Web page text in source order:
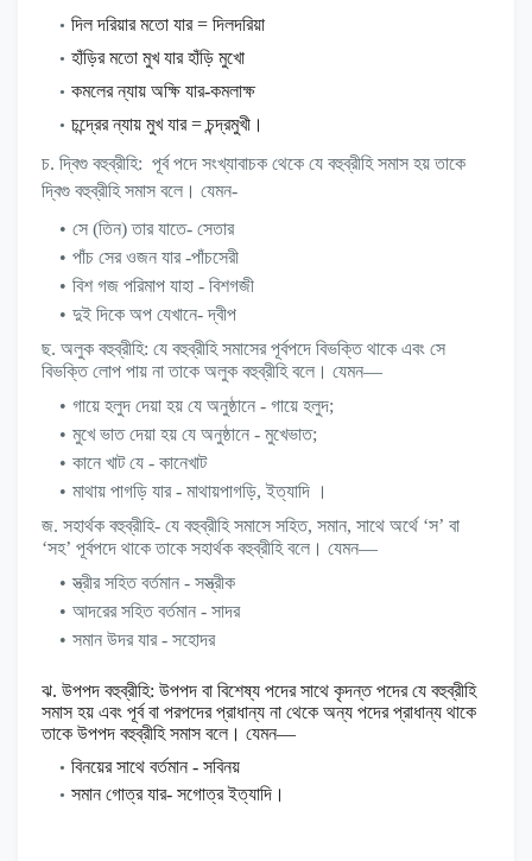
দিল দরিয়ার মতো যার = দিলদরিয়া
হাঁড়ির মতো মুখ যার হাঁড়ি মুখো
কমলের ন্যায় অক্ষি যার-কমলাক্ষ
চন্দ্রের ন্যায় মুখ যার = চন্দ্রমুখী।
চ. দ্বিগু বহুব্রীহি: পূর্ব পদে সংখ্যাবাচক থেকে যে বহুব্রীহি সমাস হয় তাকে
দ্বিগু বহুব্রীহি সমাস বলে। যেমন-
সে (তিন) তার যাতে- সেতার
পাঁচ সের ওজন যার -পাঁচসেরী
বিশ গজ পরিমাপ যাহা - বিশগজী
দুই দিকে অপ যেখানে- দ্বীপ
ছ. অলুক বহুব্রীহি: যে বহুব্রীহি সমাসের পূর্বপদে বিভক্তি থাকে এবং সে
বিভক্তি লোপ পায় না তাকে অলুক বহুব্রীহি বলে। যেমন—
গায়ে হলুদ দেয়া হয় যে অনুষ্ঠানে - গায়ে হলুদ;
মুখে ভাত দেয়া হয় যে অনুষ্ঠানে - মুখেভাত;
কানে খাট যে - কানেখাট
মাথায় পাগড়ি যার - মাথায়পাগড়ি, ইত্যাদি ।
জ. সহাৰ্থক বহুব্রীহি- যে বহুব্রীহি সমাসে সহিত, সমান, সাথে অর্থে ‘স’ বা
‘সহ’ পূর্বপদে থাকে তাকে সহার্থক বহুব্রীহি বলে। যেমন—
স্ত্রীর সহিত বর্তমান - সস্ত্রীক
আদরের সহিত বর্তমান - সাদর
সমান উদর যার - সহোদর
ঝ. উপপদ বহুব্রীহি: উপপদ বা বিশেষ্য পদের সাথে কৃদন্ত পদের যে বহুব্রীহি
সমাস হয় এবং পূর্ব বা পরপদের প্রাধান্য না থেকে অন্য পদেরপ্রাধান্য থাকে
তাকে উপপদ বহুব্রীহি সমাস বলে। যেমন—
বিনয়ের সাথে বর্তমান - সবিনয়
সমান গোত্র যার- সগোত্র ইত্যাদি।